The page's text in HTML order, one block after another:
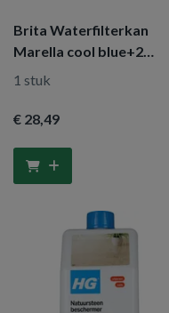
Brita Waterfilterkan
Marella cool blue+2
maxtra filters
1 stuk
€ 28,49